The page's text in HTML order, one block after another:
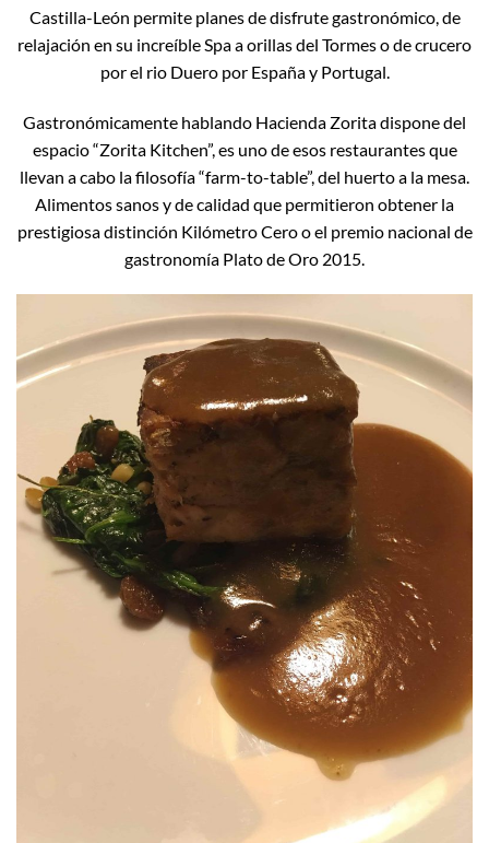
Castilla-León permite planes de disfrute gastronómico, de
relajación en su increíble Spa a orillas del Tormes o de crucero
por el rio Duero por España y Portugal.
Gastronómicamente hablando Hacienda Zorita dispone del
espacio “Zorita Kitchen”, es uno de esos restaurantes que
llevan a cabo la filosofía “farm-to-table”, del huerto a la mesa.
Alimentos sanos y de calidad que permitieron obtener la
prestigiosa distinción Kilómetro Cero o el premio nacional de
gastronomía Plato de Oro 2015.